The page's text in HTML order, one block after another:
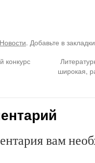
Новости. Добавьте в
конкурс
широкая,
вам